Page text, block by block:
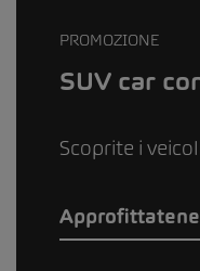
PROMOZIONE
SUV car
Scoprite i